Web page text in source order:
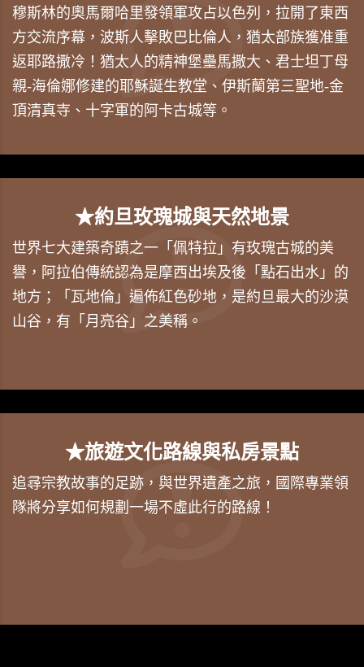
穆斯林的奧馬爾哈里發領軍攻占以色列，拉開了東西
方交流序幕，波斯人擊敗巴比倫人，猶太部族獲准重
返耶路撒冷！猶太人的精神堡壘馬撒大、君士坦丁母
親-海倫娜修建的耶穌誕生教堂、伊斯蘭第三聖地-金
頂清真寺、十字軍的阿卡古城等。
★約旦玫瑰城與天然地景
世界七大建築奇蹟之一「佩特拉」有玫瑰古城的美
譽，阿拉伯傳統認為是摩西出埃及後「點石出水」的
地方；「瓦地倫」遍佈紅色砂地，是約旦最大的沙漠
山谷，有「月亮谷」之美稱。
★旅遊文化路線與私房景點
追尋宗教故事的足跡，與世界遺產之旅，國際專業領
隊將分享如何規劃一場不虛此行的路線！